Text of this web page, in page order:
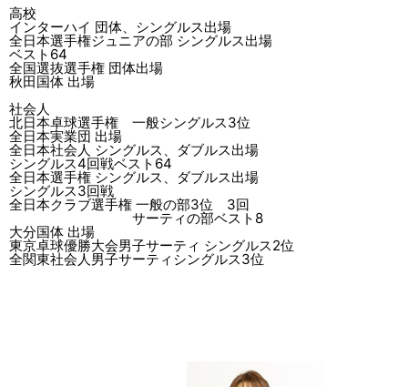
高校
インターハイ 団体、シングルス出場
全日本選手権ジュニアの部 シングルス出場
ベスト64
全国選抜選手権 団体出場
秋田国体 出場
社会人
北日本卓球選手権 一般シングルス3位
全日本実業団 出場
全日本社会人 シングルス、ダブルス出場
シングルス4回戦ベスト64
全日本選手権 シングルス、ダブルス出場
シングルス3回戦
全日本クラブ選手権 一般の部3位 3回
サーティの部ベスト8
大分国体 出場
東京卓球優勝大会男子サーティ シングルス2位
全関東社会人男子サーティシングルス3位